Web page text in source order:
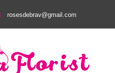
rosesdebrav@gmail.com